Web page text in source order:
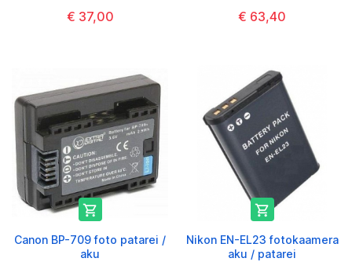
€ 37,00 € 63,40

Canon BP-709 foto patarei /
aku

Nikon EN-EL23 fotokaamera
aku / patarei